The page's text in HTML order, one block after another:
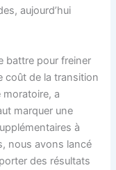
aujourd’hui
battre pour freiner
coût de la transition
moratoire, a
marquer une
à
nous avons lancé
des résultats